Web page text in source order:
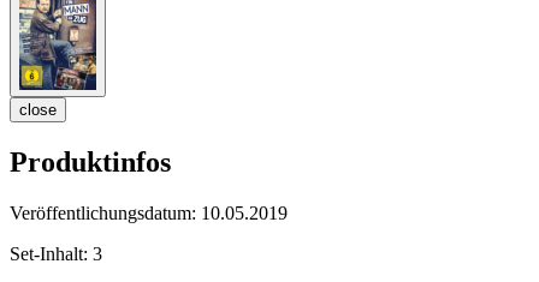
close
Produktinfos
Veröffentlichungsdatum: 10.05.2019
Set-Inhalt: 3